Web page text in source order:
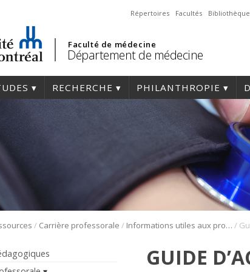
Répertoires Facultés
Faculté de médecine
Département de médecine
RECHERCHE PHILANTHROPIE
/ Carrière professorale / Informations utiles aux professeurs /
GUIDE